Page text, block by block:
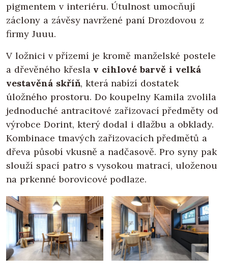
pigmentem v interiéru. Útulnost umocňují
záclony a závěsy navržené paní Drozdovou z
firmy Juuu.
V ložnici v přízemí je kromě manželské postele
a dřevěného křesla v cihlové barvě i velká
vestavěná skříň, která nabízí dostatek
úložného prostoru. Do koupelny Kamila zvolila
jednoduché antracitové zařizovací předměty od
výrobce Dorint, který dodal i dlažbu a obklady.
Kombinace tmavých zařizovacích předmětů a
dřeva působí vkusně a nadčasově. Pro syny pak
slouží spací patro s vysokou matrací, uloženou
na prkenné borovicové podlaze.